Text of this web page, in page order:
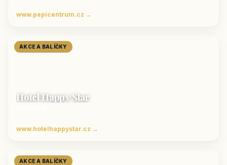
www.pepicentrum.cz →
AKCE A BALÍČKY
Hotel Happy Star
www.hotelhappystar.cz →
AKCE A BALÍČKY